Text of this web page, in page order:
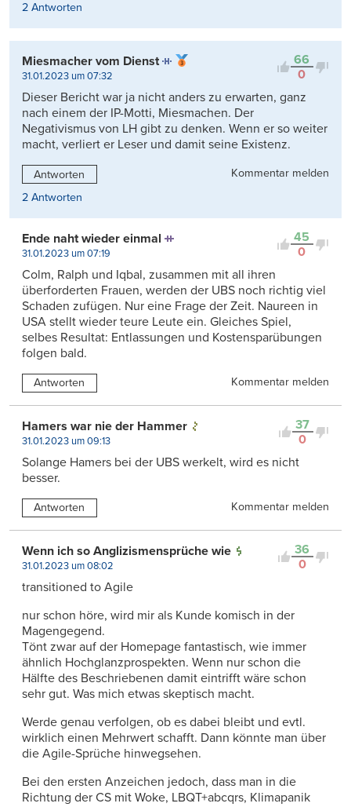
2 Antworten
66
0
Miesmacher vom Dienst
31.01.2023 um 07:32
Dieser Bericht war ja nicht anders zu erwarten, ganz
nach einem der IP-Motti, Miesmachen. Der
Negativismus von LH gibt zu denken. Wenn er so weiter
macht, verliert er Leser und damit seine Existenz.
Antworten
Kommentar melden
2 Antworten
45
0
Ende naht wieder einmal
31.01.2023 um 07:19
Colm, Ralph und Iqbal, zusammen mit all ihren
überforderten Frauen, werden der UBS noch richtig viel
Schaden zufügen. Nur eine Frage der Zeit. Naureen in
USA stellt wieder teure Leute ein. Gleiches Spiel,
selbes Resultat: Entlassungen und Kostensparübungen
folgen bald.
Antworten Kommentar melden
37
0
Hamers war nie der Hammer
31.01.2023 um 09:13
Solange Hamers bei der UBS werkelt, wird es nicht
besser.
Antworten Kommentar melden
36
0
Wenn ich so Anglizismensprüche wie
31.01.2023 um 08:02
transitioned to Agile
nur schon höre, wird mir als Kunde komisch in der
Magengegend.
Tönt zwar auf der Homepage fantastisch, wie immer
ähnlich Hochglanzprospekten. Wenn nur schon die
Hälfte des Beschriebenen damit eintrifft wäre schon
sehr gut. Was mich etwas skeptisch macht.
Werde genau verfolgen, ob es dabei bleibt und evtl.
wirklich einen Mehrwert schafft. Dann könnte man über
die Agile-Sprüche hinwegsehen.
Bei den ersten Anzeichen jedoch, dass man in die
Richtung der CS mit Woke, LBQT+abcqrs, Klimapanik